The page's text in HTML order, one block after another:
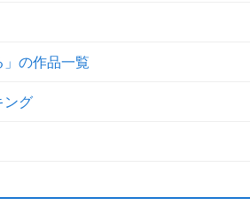
の作品一覧
ング